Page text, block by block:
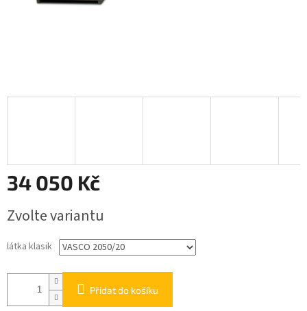
34 050 Kč
cena:
Zvolte variantu
látka klasik
Přidat do košíku